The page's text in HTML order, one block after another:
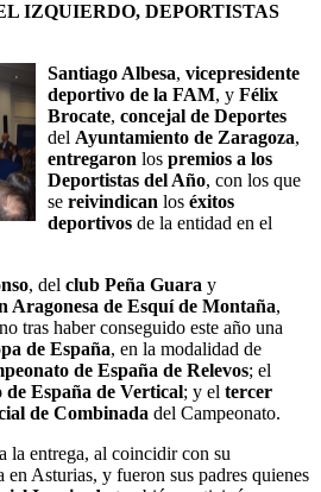
IZQUIERDO, DEPORTISTAS
Santiago Albesa, vicepresidente
deportivo de la FAM, y Félix
Brocate, concejal de Deportes
del Ayuntamiento de Zaragoza,
entregaron los premios a los
Deportistas del Año, con los que
se reivindican los éxitos
deportivos de la entidad en el
, del club Peña Guara y
Aragonesa de Esquí de Montaña,
tras haber conseguido este año una
de España, en la modalidad de
de España de Relevos; el
de España de Vertical; y el tercer
de Combinada del Campeonato.
la entrega, al coincidir con su
en Asturias, y fueron sus padres quienes